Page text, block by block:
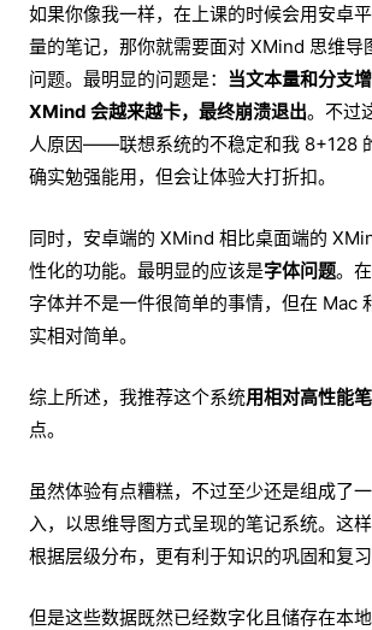
如果你像我一样，在上课的时候会用安卓
量的笔记，那你就需要面对 XMind 思维导
问题。最明显的问题是：
当文本量和分支增
XMind 会越来越卡，最终崩溃退出。不过
人原因——联想系统的不稳定和我 8+128
确实勉强能用，但会让体验大打折扣。
同时，安卓端的 XMind 相比桌面端的
性化的功能。最明显的应该是字体问题。
字体并不是一件很简单的事情，但在 Mac
实相对简单。
综上所述，我推荐这个系统用相对高性能
点。
虽然体验有点糟糕，不过至少还是组成了
入，以思维导图方式呈现的笔记系统。这
根据层级分布，更有利于知识的巩固和复习
但是这些数据既然已经数字化且储存在本